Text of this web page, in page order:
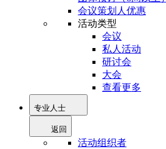
会议策划人优惠
活动类型
会议
私人活动
研讨会
大会
查看更多
专业人士
返回
活动组织者